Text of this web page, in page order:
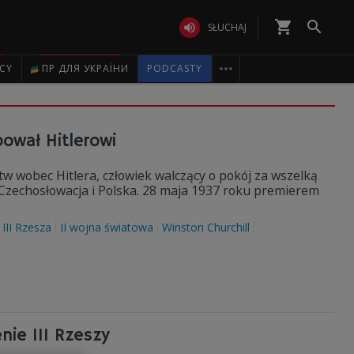
 SŁUCHAJ shopping_cart 
ПР ДЛЯ УКРАЇНИ PODCASTY 
Hitlerowi
wobec Hitlera, człowiek walczący o pokój za wszelką
i Polska. 28 maja 1937 roku premierem
III Rzesza II wojna światowa Winston Churchill
III Rzeszy